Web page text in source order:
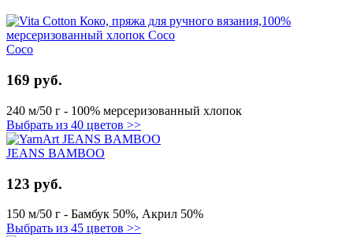
Coco
169 руб.
240 м/50 г - 100% мерсеризованный хлопок
Выбрать из 40 цветов >>
JEANS BAMBOO
123 руб.
150 м/50 г - Бамбук 50%, Акрил 50%
Выбрать из 45 цветов >>